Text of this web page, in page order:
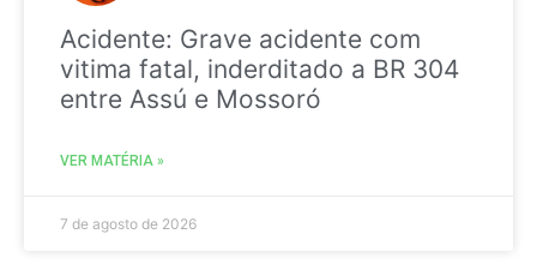
Acidente: Grave acidente com
vitima fatal, inderditado a BR 304
entre Assú e Mossoró
VER MATÉRIA »
7 de agosto de 2026